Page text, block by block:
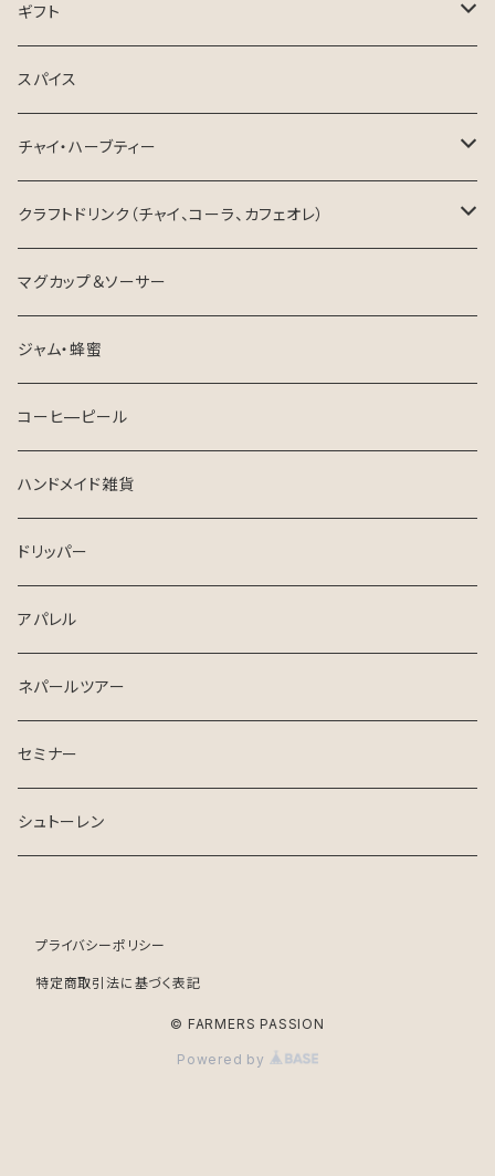
コーヒー
ドリップパック
生豆
ギフト
お中元・夏ギフト
スパイス
チャイ・ハーブティー
ハーブティー
チャイ
クラフトドリンク（チャイ、コーラ、カフェオレ）
東三河×ネパール
マグカップ＆ソーサー
ジャム・蜂蜜
コーヒ—ピール
ハンドメイド雑貨
ドリッパー
アパレル
ネパールツアー
セミナー
シュトーレン
プライバシーポリシー
特定商取引法に基づく表記
© FARMERS PASSION
Powered by